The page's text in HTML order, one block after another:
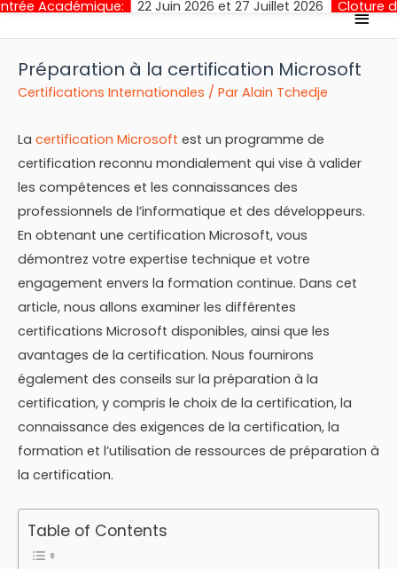
22 Juin 2026 et 27 Juillet 2026 Cloture des
Préparation à la certification Microsoft
Certifications Internationales / Par Alain Tchedje
La certification Microsoft est un programme de
certification reconnu mondialement qui vise à valider
les compétences et les connaissances des
professionnels de l’informatique et des développeurs.
En obtenant une certification Microsoft, vous
démontrez votre expertise technique et votre
engagement envers la formation continue. Dans cet
article, nous allons examiner les différentes
certifications Microsoft disponibles, ainsi que les
avantages de la certification. Nous fournirons
également des conseils sur la préparation à la
certification, y compris le choix de la certification, la
connaissance des exigences de la certification, la
formation et l’utilisation de ressources de préparation à
la certification.
Table of Contents